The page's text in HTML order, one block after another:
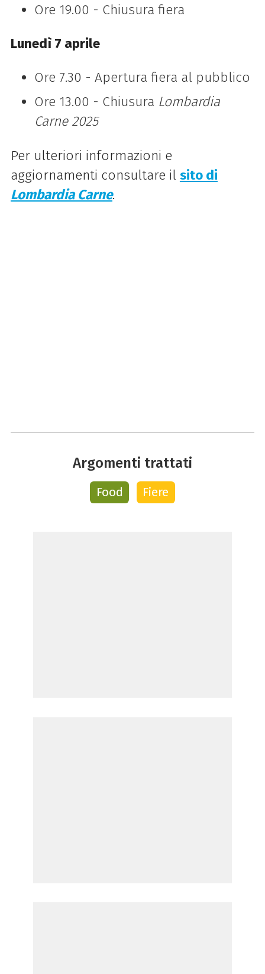
Ore 19.00 - Chiusura fiera
Lunedì 7 aprile
Ore 7.30 - Apertura fiera al pubblico
Ore 13.00 - Chiusura Lombardia
Carne 2025
Per ulteriori informazioni e
aggiornamenti consultare il sito di
Lombardia Carne.
Argomenti trattati
Food Fiere